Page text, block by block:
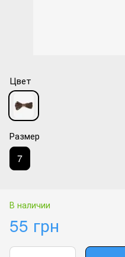
Цвет
Размер
7
В наличии
55 грн